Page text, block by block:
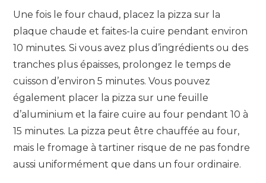
Une fois le four chaud, placez la pizza sur la
plaque chaude et faites-la cuire pendant environ
10 minutes. Si vous avez plus d’ingrédients ou des
tranches plus épaisses, prolongez le temps de
cuisson d’environ 5 minutes. Vous pouvez
également placer la pizza sur une feuille
d’aluminium et la faire cuire au four pendant 10 à
15 minutes. La pizza peut être chauffée au four,
mais le fromage à tartiner risque de ne pas fondre
aussi uniformément que dans un four ordinaire.